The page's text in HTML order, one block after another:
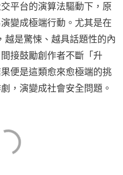
平台的演算法驅動下，原
變成極端行動。尤其是在
是驚悚、越具話題性的內
接鼓勵創作者不斷「升
便是這類愈來愈極端的挑
，演變成社會安全問題。